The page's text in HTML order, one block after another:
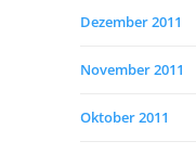
Dezember 2011
November 2011
Oktober 2011